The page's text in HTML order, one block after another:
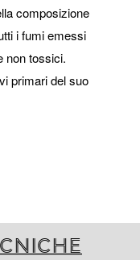
composizione
i fumi emessi
non tossici.
primari del suo